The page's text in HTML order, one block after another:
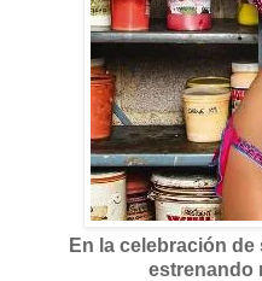
En la celebración
estrenando